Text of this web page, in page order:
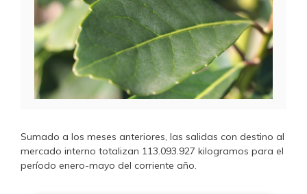
Sumado a los meses anteriores, las salidas con destino al
mercado interno totalizan 113.093.927 kilogramos para el
período enero-mayo del corriente año.